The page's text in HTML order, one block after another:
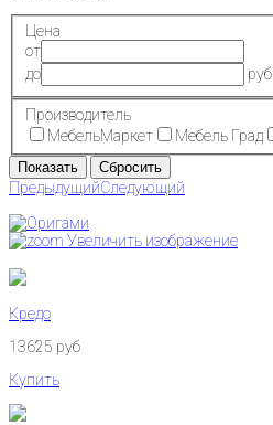
Цена
от
до
руб
Производитель
МебельМаркет
Мебель Град
ПредыдущийСледующий
Увеличить изображение
Кредо
13625 руб
Купить